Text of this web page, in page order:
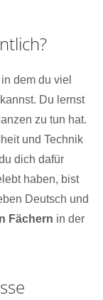
dem du viel
Du lernst
zu tun hat.
und Technik
dich dafür
haben, bist
Deutsch und
Fächern in der